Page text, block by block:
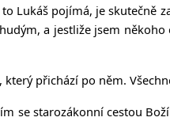
Lukáš pojímá, je
a jestliže jsem
přichází po něm.
se starozákonní cestou